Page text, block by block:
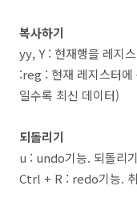
복사하기
yy, Y : 현재행을 레지
:reg : 현재 레지스터에
일수록 최신 데이터)
되돌리기
u : undo기능. 되돌리
Ctrl + R : redo기능.